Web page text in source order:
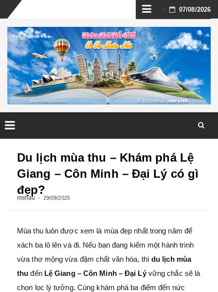
Skip
to
content
07/08/2026
Du lịch mùa thu – Khám phá Lệ
Giang – Côn Minh – Đại Lý có gì
đẹp?
mshau 29/09/2025
Mùa thu luôn được xem là mùa đẹp nhất trong năm để
xách ba lô lên và đi. Nếu bạn đang kiếm một hành trình
vừa thơ mộng vừa đậm chất văn hóa, thì du lịch mùa
thu đến Lệ Giang – Côn Minh – Đại Lý vững chắc sẽ là
chọn lọc lý tưởng. Cùng khám phá ba điểm đến nức